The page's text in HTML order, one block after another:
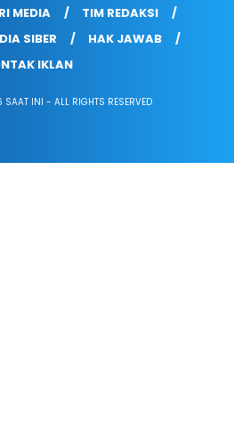
MEDIA
TIM REDAKSI
SIBER
HAK JAWAB
IKLAN
INI - ALL RIGHTS RESERVED